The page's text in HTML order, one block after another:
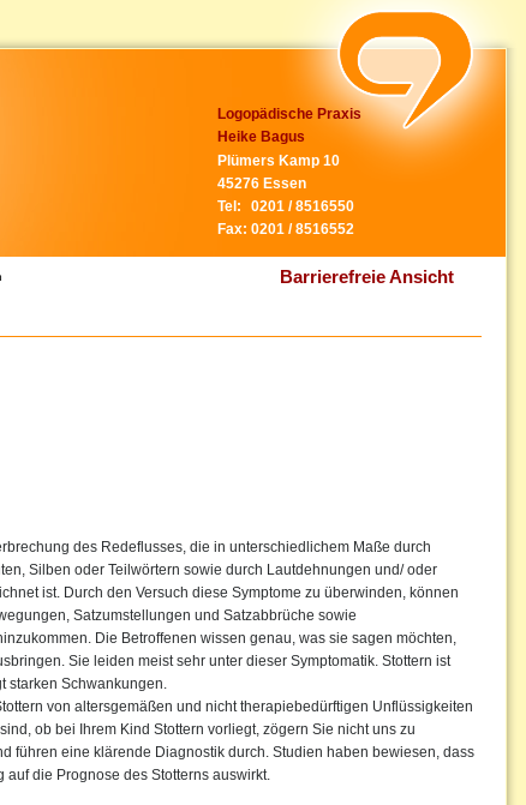
Logopädische Praxis
Heike Bagus
Plümers Kamp 10
45276 Essen
Tel:
0201 / 8516550
Fax: 0201 / 8516552
Barrierefreie Ansicht
des Redeflusses, die in unterschiedlichem Maße durch
Silben oder Teilwörtern sowie durch Lautdehnungen und/ oder
ist. Durch den Versuch diese Symptome zu überwinden, können
Satzumstellungen und Satzabbrüche sowie
Die Betroffenen wissen genau, was sie sagen möchten,
Sie leiden meist sehr unter dieser Symptomatik. Stottern ist
starken Schwankungen.
von altersgemäßen und nicht therapiebedürftigen Unflüssigkeiten
ob bei Ihrem Kind Stottern vorliegt, zögern Sie nicht uns zu
führen eine klärende Diagnostik durch. Studien haben bewiesen, dass
die Prognose des Stotterns auswirkt.